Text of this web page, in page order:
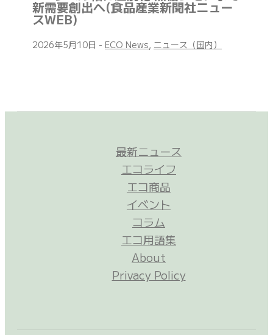
新需要創出へ(食品産業新聞社ニュー
スWEB)
2026年5月10日 - ECO News, ニュース（国内）
最新ニュース
エコライフ
エコ商品
イベント
コラム
エコ用語集
About
Privacy Policy